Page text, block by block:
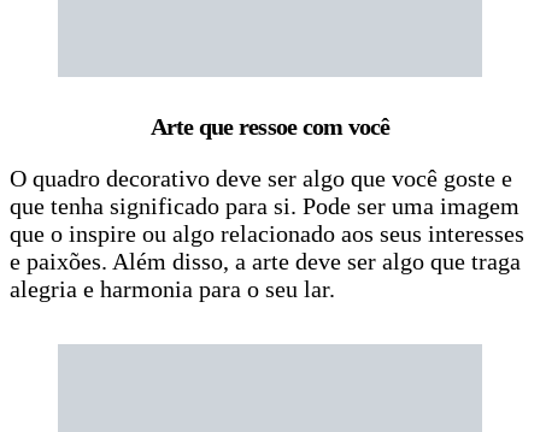
Arte que ressoe com você
O quadro decorativo deve ser algo que você goste e
que tenha significado para si. Pode ser uma imagem
que o inspire ou algo relacionado aos seus interesses
e paixões. Além disso, a arte deve ser algo que traga
alegria e harmonia para o seu lar.